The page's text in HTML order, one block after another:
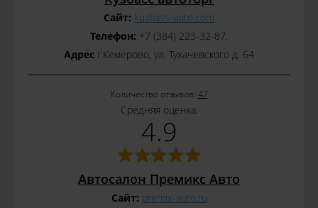
Сайт: kuzbass-auto.com
Телефон: +7 (384) 223-32-87.
Адрес г.Кемерово, ул. Тухачевского д. 64
Количество отзывов: 47
Средняя оценка:
4.9
Автосалон Премикс Авто
Сайт: premix-auto.ru